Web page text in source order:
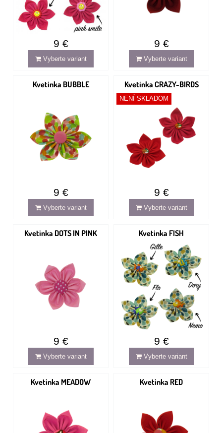
9 €
Vyberte variant
9 €
Vyberte variant
Kvetinka BUBBLE
9 €
Vyberte variant
Kvetinka CRAZY-BIRDS
NENÍ SKLADOM
9 €
Vyberte variant
Kvetinka DOTS IN PINK
9 €
Vyberte variant
Kvetinka FISH
9 €
Vyberte variant
Kvetinka MEADOW Kvetinka RED